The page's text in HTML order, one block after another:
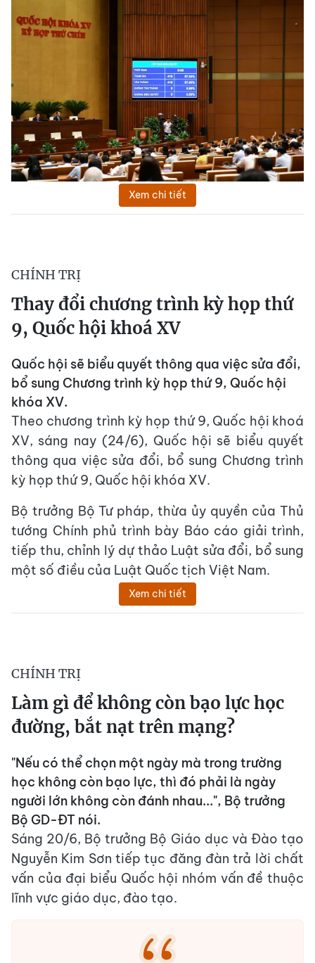
Xem chi tiết
CHÍNH TRỊ
Thay đổi chương trình kỳ họp thứ
9, Quốc hội khoá XV
Quốc hội sẽ biểu quyết thông qua việc sửa đổi,
bổ sung Chương trình kỳ họp thứ 9, Quốc hội
khóa XV.
Theo chương trình kỳ họp thứ 9, Quốc hội khoá
XV, sáng nay (24/6), Quốc hội sẽ biểu quyết
thông qua việc sửa đổi, bổ sung Chương trình
kỳ họp thứ 9, Quốc hội khóa XV.
Bộ trưởng Bộ Tư pháp, thừa ủy quyền của Thủ
tướng Chính phủ trình bày Báo cáo giải trình,
tiếp thu, chỉnh lý dự thảo Luật sửa đổi, bổ sung
một số điều của Luật Quốc tịch Việt Nam.
Xem chi tiết
CHÍNH TRỊ
Làm gì để không còn bạo lực học
đường, bắt nạt trên mạng?
"Nếu có thể chọn một ngày mà trong trường
học không còn bạo lực, thì đó phải là ngày
người lớn không còn đánh nhau...", Bộ trưởng
Bộ GD-ĐT nói.
Sáng 20/6, Bộ trưởng Bộ Giáo dục và Đào tạo
Nguyễn Kim Sơn tiếp tục đăng đàn trả lời chất
vấn của đại biểu Quốc hội nhóm vấn đề thuộc
lĩnh vực giáo dục, đào tạo.